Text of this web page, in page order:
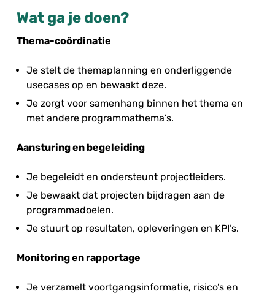
Wat ga je doen?
Thema-coördinatie
Je stelt de themaplanning en onderliggende
usecases op en bewaakt deze.
Je zorgt voor samenhang binnen het thema en
met andere programmathema’s.
Aansturing en begeleiding
Je begeleidt en ondersteunt projectleiders.
Je bewaakt dat projecten bijdragen aan de
programmadoelen.
Je stuurt op resultaten, opleveringen en KPI’s.
Monitoring en rapportage
Je verzamelt voortgangsinformatie, risico’s en